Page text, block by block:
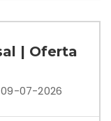
| Oferta
07-2026